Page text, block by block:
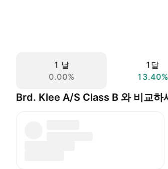
1 날
0.00%
1달
13.40%
Brd. Klee A/S Class B 와 비교하